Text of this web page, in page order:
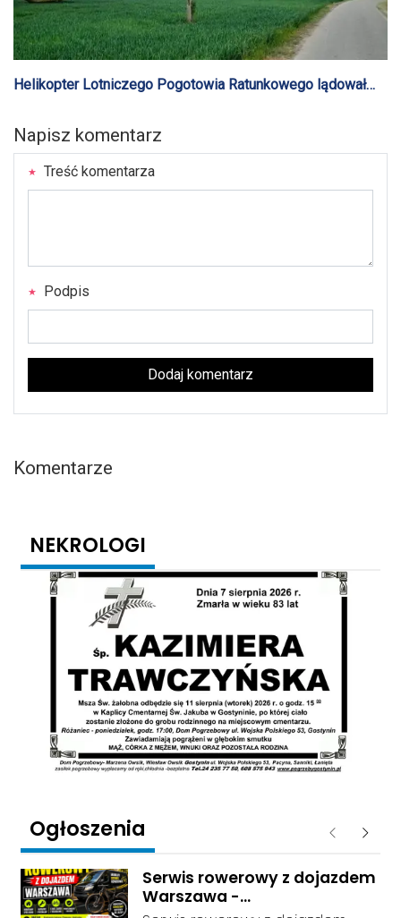
Helikopter Lotniczego Pogotowia Ratunkowego lądował
Napisz komentarz
Treść komentarza
Podpis
Dodaj komentarz
Komentarze
NEKROLOGI
Ogłoszenia Poprzednie
Serwis rowerowy z dojazdem
Warszawa -